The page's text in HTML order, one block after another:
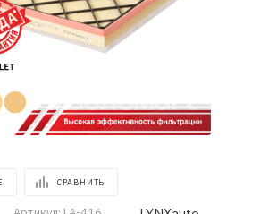
СРАВНИТЬ